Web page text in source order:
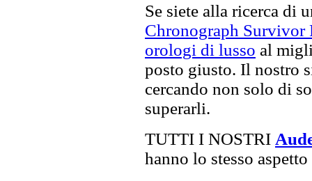
Se siete alla ricerca di
Chronograph
orologi di lusso al
posto giusto. Il nostro
cercando non solo di
superarli.
TUTTI I NOSTRI
hanno lo stesso